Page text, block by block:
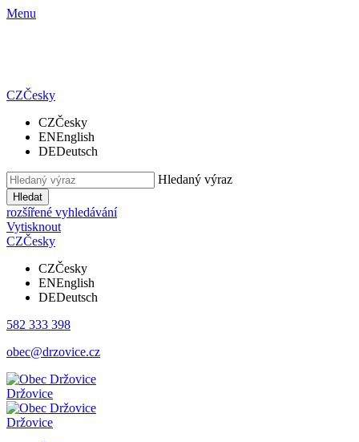
Menu
CZČesky
CZČesky
ENEnglish
DEDeutsch
Hledaný výraz
Hledat
rozšířené vyhledávání
Vytisknout
CZČesky
CZČesky
ENEnglish
DEDeutsch
582 333 398
obec@drzovice.cz
Držovice
Držovice